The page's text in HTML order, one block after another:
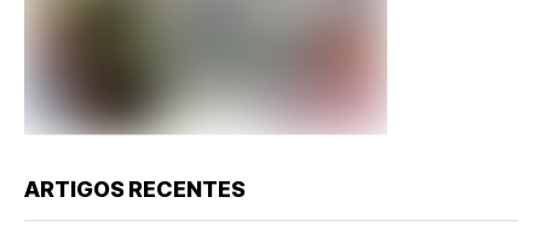
ARTIGOS RECENTES